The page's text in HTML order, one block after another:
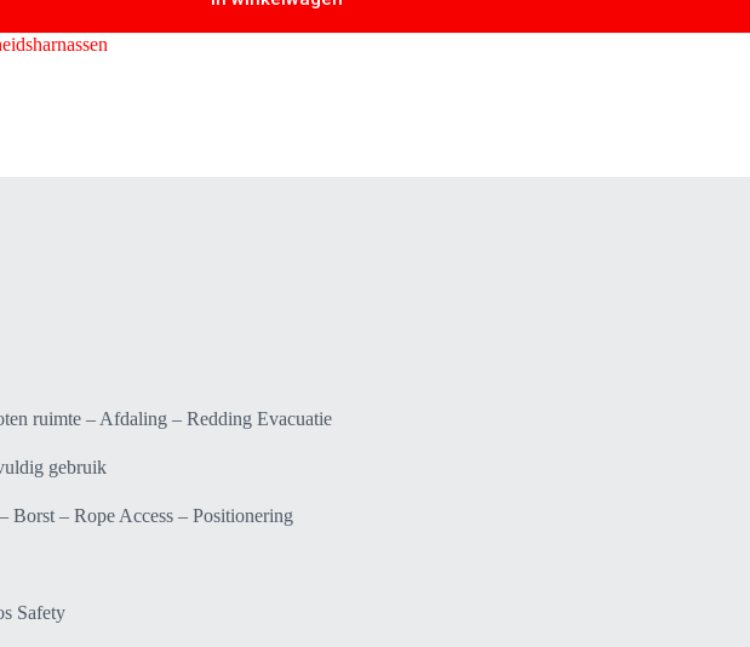
ruimte – Afdaling – Redding Evacuatie
gebruik
Borst – Rope Access – Positionering
Safety